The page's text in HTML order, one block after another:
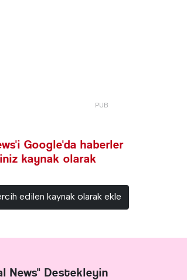
Google'da haberler
kaynak olarak
edilen kaynak olarak ekle
News" Destekleyin